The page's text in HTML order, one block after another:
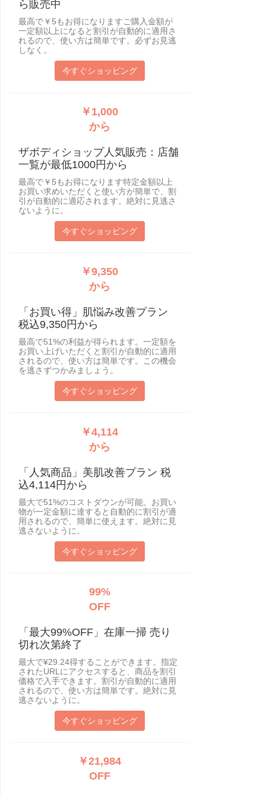
ら販売中
最高で￥5もお得になりますご購入金額が
一定額以上になると割引が自動的に適用さ
れるので、使い方は簡単です。必ずお見逃
しなく。
今すぐショッピング
￥1,000
から
ザボディショップ人気販売：店舗
一覧が最低1000円から
最高で￥5もお得になります特定金額以上
お買い求めいただくと使い方が簡単で、割
引が自動的に適応されます。絶対に見逃さ
ないように。
今すぐショッピング
￥9,350
から
「お買い得」肌悩み改善プラン
税込9,350円から
最高で51%の利益が得られます。一定額を
お買い上げいただくと割引が自動的に適用
されるので、使い方は簡単です。この機会
を逃さずつかみましょう。
今すぐショッピング
￥4,114
から
「人気商品」美肌改善プラン 税
込4,114円から
最大で51%のコストダウンが可能。お買い
物が一定金額に達すると自動的に割引が適
用されるので、簡単に使えます。絶対に見
逃さないように。
今すぐショッピング
99%
OFF
「最大99%OFF」在庫一掃 売り
切れ次第終了
最大で¥29.24得することができます。指定
されたURLにアクセスすると、商品を割引
価格で入手できます。割引が自動的に適用
されるので、使い方は簡単です。絶対に見
逃さないように。
今すぐショッピング
￥21,984
OFF